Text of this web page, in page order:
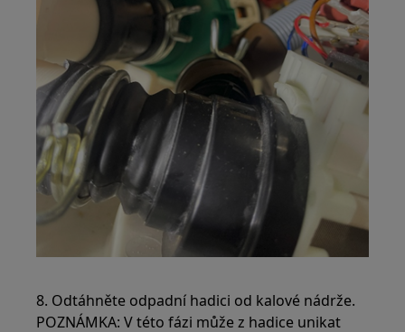
8. Odtáhněte odpadní hadici od kalové nádrže.
POZNÁMKA: V této fázi může z hadice unikat